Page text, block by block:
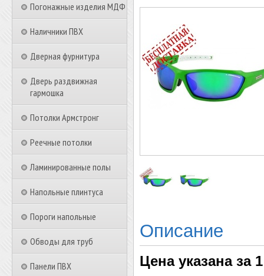
Погонажные изделия МДФ
Наличники ПВХ
Дверная фурнитура
Дверь раздвижная
гармошка
Потолки Армстронг
Реечные потолки
Ламинированные полы
Напольные плинтуса
Пороги напольные
Обводы для труб
Панели ПВХ
Описание
Цена указана за